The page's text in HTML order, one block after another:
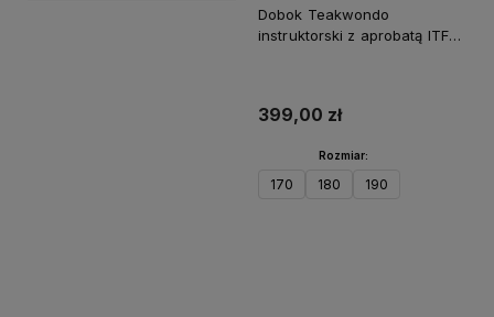
Dobok Teakwondo
instruktorski z aprobatą ITF
399,00 zł
Rozmiar:
170 180 190